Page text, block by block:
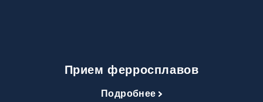
Прием ферросплавов
Подробнее